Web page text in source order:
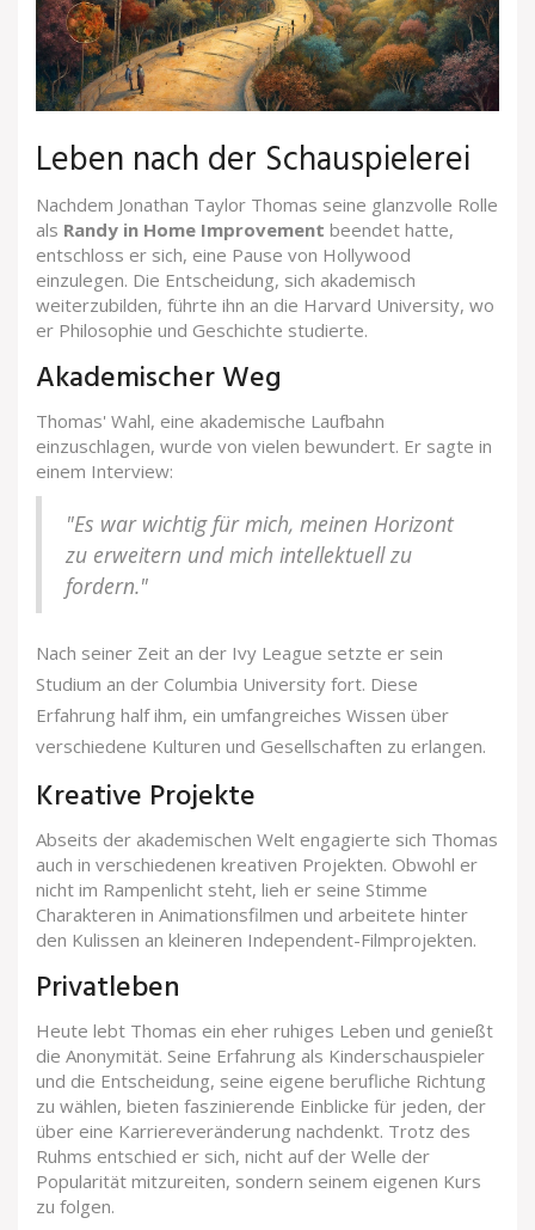
Leben nach der Schauspielerei
Nachdem Jonathan Taylor Thomas seine glanzvolle Rolle
als Randy in Home Improvement beendet hatte,
entschloss er sich, eine Pause von Hollywood
einzulegen. Die Entscheidung, sich akademisch
weiterzubilden, führte ihn an die Harvard University, wo
er Philosophie und Geschichte studierte.
Akademischer Weg
Thomas' Wahl, eine akademische Laufbahn
einzuschlagen, wurde von vielen bewundert. Er sagte in
einem Interview:
"Es war wichtig für mich, meinen Horizont
zu erweitern und mich intellektuell zu
fordern."
Nach seiner Zeit an der Ivy League setzte er sein
Studium an der Columbia University fort. Diese
Erfahrung half ihm, ein umfangreiches Wissen über
verschiedene Kulturen und Gesellschaften zu erlangen.
Kreative Projekte
Abseits der akademischen Welt engagierte sich Thomas
auch in verschiedenen kreativen Projekten. Obwohl er
nicht im Rampenlicht steht, lieh er seine Stimme
Charakteren in Animationsfilmen und arbeitete hinter
den Kulissen an kleineren Independent-Filmprojekten.
Privatleben
Heute lebt Thomas ein eher ruhiges Leben und genießt
die Anonymität. Seine Erfahrung als Kinderschauspieler
und die Entscheidung, seine eigene berufliche Richtung
zu wählen, bieten faszinierende Einblicke für jeden, der
über eine Karriereveränderung nachdenkt. Trotz des
Ruhms entschied er sich, nicht auf der Welle der
Popularität mitzureiten, sondern seinem eigenen Kurs
zu folgen.